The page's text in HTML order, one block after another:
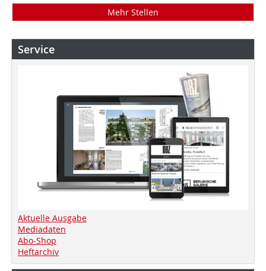
Mehr Stellen
Service
Aktuelle Ausgabe
Mediadaten
Abo-Shop
Heftarchiv